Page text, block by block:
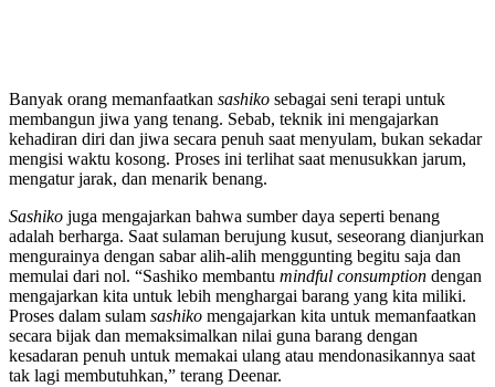
Banyak orang memanfaatkan sashiko sebagai seni terapi untuk
membangun jiwa yang tenang. Sebab, teknik ini mengajarkan
kehadiran diri dan jiwa secara penuh saat menyulam, bukan sekadar
mengisi waktu kosong. Proses ini terlihat saat menusukkan jarum,
mengatur jarak, dan menarik benang.
Sashiko juga mengajarkan bahwa sumber daya seperti benang
adalah berharga. Saat sulaman berujung kusut, seseorang dianjurkan
mengurainya dengan sabar alih-alih menggunting begitu saja dan
memulai dari nol. “Sashiko membantu mindful consumption dengan
mengajarkan kita untuk lebih menghargai barang yang kita miliki.
Proses dalam sulam sashiko mengajarkan kita untuk memanfaatkan
secara bijak dan memaksimalkan nilai guna barang dengan
kesadaran penuh untuk memakai ulang atau mendonasikannya saat
tak lagi membutuhkan,” terang Deenar.